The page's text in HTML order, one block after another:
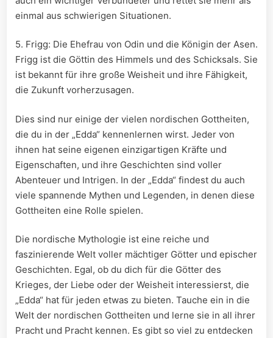
einmal ‌aus schwierigen‍ Situationen.
5. ​Frigg: Die Ehefrau von Odin ⁢und die ‍Königin der ⁢Asen.
Frigg ist die Göttin des Himmels ⁤und des Schicksals.⁢ Sie
​ist bekannt für ihre große ‌Weisheit‌ und ihre ⁣Fähigkeit,
die Zukunft vorherzusagen.
Dies ‌sind nur einige der vielen nordischen ‍Gottheiten,
die‍ du in der „Edda“ ‍kennenlernen wirst. Jeder‍ von⁢
ihnen hat seine ​eigenen einzigartigen Kräfte und
Eigenschaften, und ihre Geschichten ​sind voller
Abenteuer und Intrigen. In der „Edda“⁢ findest‌ du auch⁤
viele spannende Mythen und Legenden, in denen diese
Gottheiten eine ⁣Rolle spielen.
Die nordische Mythologie ist eine reiche ‌und
faszinierende Welt voller mächtiger Götter und epischer
Geschichten. Egal, ob du dich für die Götter des
Krieges, der ‍Liebe ⁢oder der Weisheit interessierst, die
„Edda“​ hat für‌ jeden etwas zu bieten. Tauche ⁢ein in die
Welt der ‌nordischen Gottheiten und‍ lerne sie in all⁤ ihrer
Pracht und Pracht kennen. Es ⁤gibt so viel zu entdecken